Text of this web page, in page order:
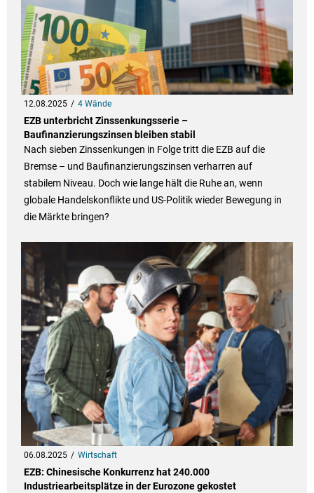
12.08.2025 4 Wände
EZB unterbricht Zinssenkungsserie –
Baufinanzierungszinsen bleiben stabil
Nach sieben Zinssenkungen in Folge tritt die EZB auf die
Bremse – und Baufinanzierungszinsen verharren auf
stabilem Niveau. Doch wie lange hält die Ruhe an, wenn
globale Handelskonflikte und US-Politik wieder Bewegung in
die Märkte bringen?
06.08.2025 Wirtschaft
EZB: Chinesische Konkurrenz hat 240.000
Industriearbeitsplätze in der Eurozone gekostet